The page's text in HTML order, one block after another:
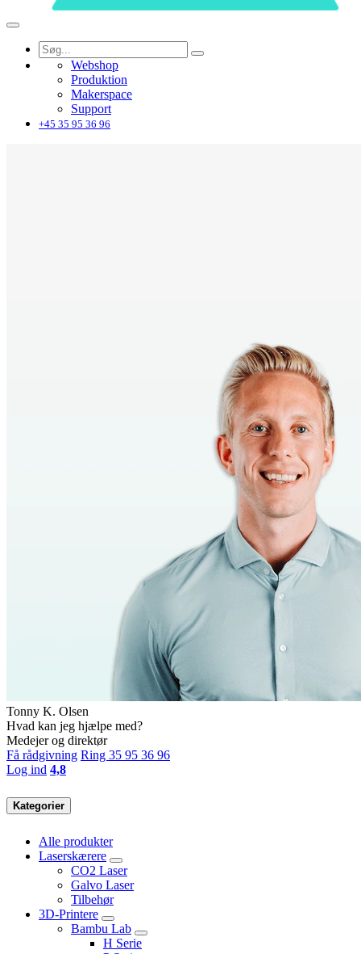
Webshop
Produktion
Makerspace
Support
+45 35 95 36 96
Tonny K. Olsen
Hvad kan jeg hjælpe med?
Medejer og direktør
Få rådgivning Ring 35 95 36 96
Log ind 4,8
Kategorier
Alle produkter
Laserskærere
CO2 Laser
Galvo Laser
Tilbehør
3D-Printere
Bambu Lab
H Serie